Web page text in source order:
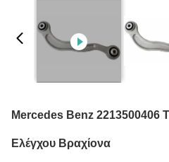
Mercedes Benz 2213500406
Ελέγχου Βραχίονα